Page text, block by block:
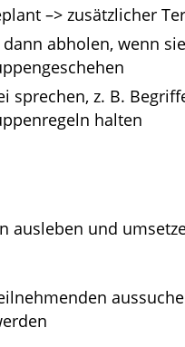
–> zusätzlicher
abholen, wenn
sprechen, z. B.
halten
ausleben und